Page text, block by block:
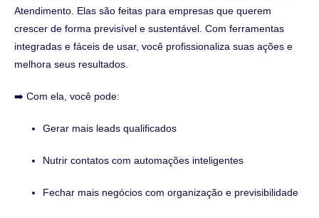
Atendimento. Elas são feitas para empresas que querem
crescer de forma previsível e sustentável. Com ferramentas
integradas e fáceis de usar, você profissionaliza suas ações e
melhora seus resultados.
➡️ Com ela, você pode:
Gerar mais leads qualificados
Nutrir contatos com automações inteligentes
Fechar mais negócios com organização e previsibilidade